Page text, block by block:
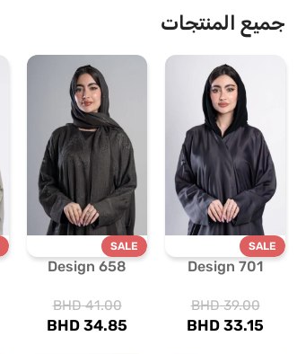
جميع المنتجات
SALE
Design 701
BHD39.00
BHD 33.15
SALE
Design 658
BHD41.00
BHD 34.85